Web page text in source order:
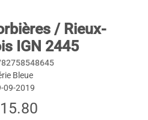
/ Rieux-
IGN 2445
Bleue
09-2019